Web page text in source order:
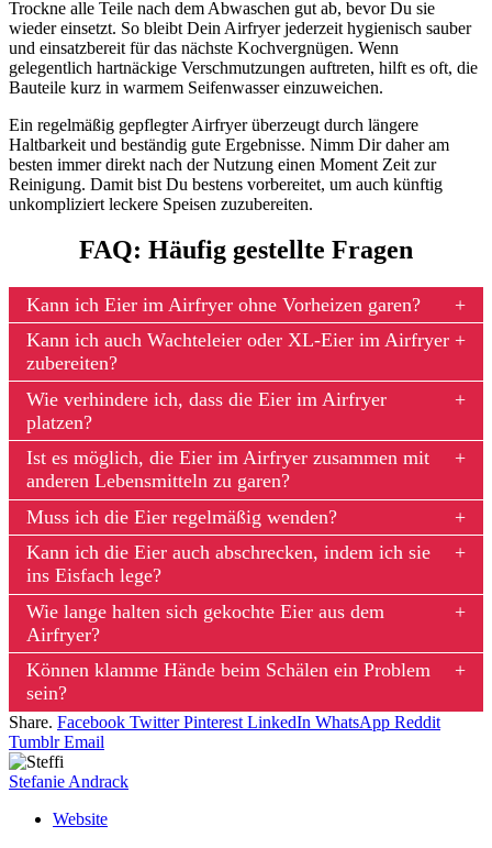
Trockne alle Teile nach dem Abwaschen gut ab, bevor Du sie
wieder einsetzt. So bleibt Dein Airfryer jederzeit hygienisch sauber
und einsatzbereit für das nächste Kochvergnügen. Wenn
gelegentlich hartnäckige Verschmutzungen auftreten, hilft es oft, die
Bauteile kurz in warmem Seifenwasser einzuweichen.
Ein regelmäßig gepflegter Airfryer überzeugt durch längere
Haltbarkeit und beständig gute Ergebnisse. Nimm Dir daher am
besten immer direkt nach der Nutzung einen Moment Zeit zur
Reinigung. Damit bist Du bestens vorbereitet, um auch künftig
unkompliziert leckere Speisen zuzubereiten.
FAQ: Häufig gestellte Fragen
Kann ich Eier im Airfryer ohne Vorheizen garen?
Kann ich auch Wachteleier oder XL-Eier im Airfryer
zubereiten?
Wie verhindere ich, dass die Eier im Airfryer
platzen?
Ist es möglich, die Eier im Airfryer zusammen mit
anderen Lebensmitteln zu garen?
Muss ich die Eier regelmäßig wenden?
Kann ich die Eier auch abschrecken, indem ich sie
ins Eisfach lege?
Wie lange halten sich gekochte Eier aus dem
Airfryer?
Können klamme Hände beim Schälen ein Problem
sein?
Share. Facebook Twitter Pinterest LinkedIn WhatsApp Reddit
Tumblr Email
Stefanie Andrack
Website